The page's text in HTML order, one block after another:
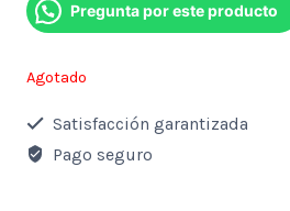
Pregunta por este producto
Agotado
Satisfacción garantizada
Pago seguro